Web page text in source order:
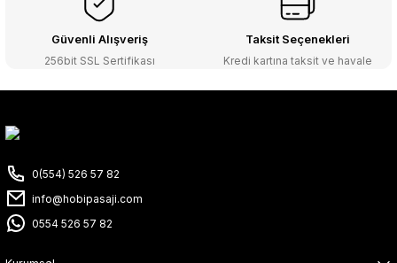
Güvenli Alışveriş
256bit SSL Sertifikası
Taksit Seçenekleri
Kredi kartına taksit ve havale
0(554) 526 57 82
info@hobipasaji.com
0554 526 57 82